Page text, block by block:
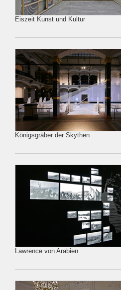
Eiszeit Kunst und Kultur
Königsgräber der Skythen
Lawrence von Arabien